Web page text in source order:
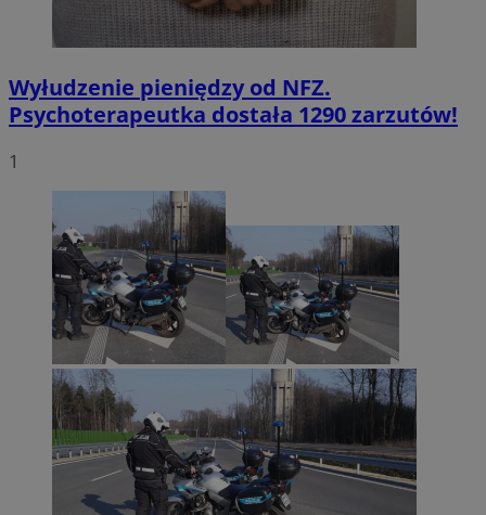
Wyłudzenie pieniędzy od NFZ.
Psychoterapeutka dostała 1290 zarzutów!
1